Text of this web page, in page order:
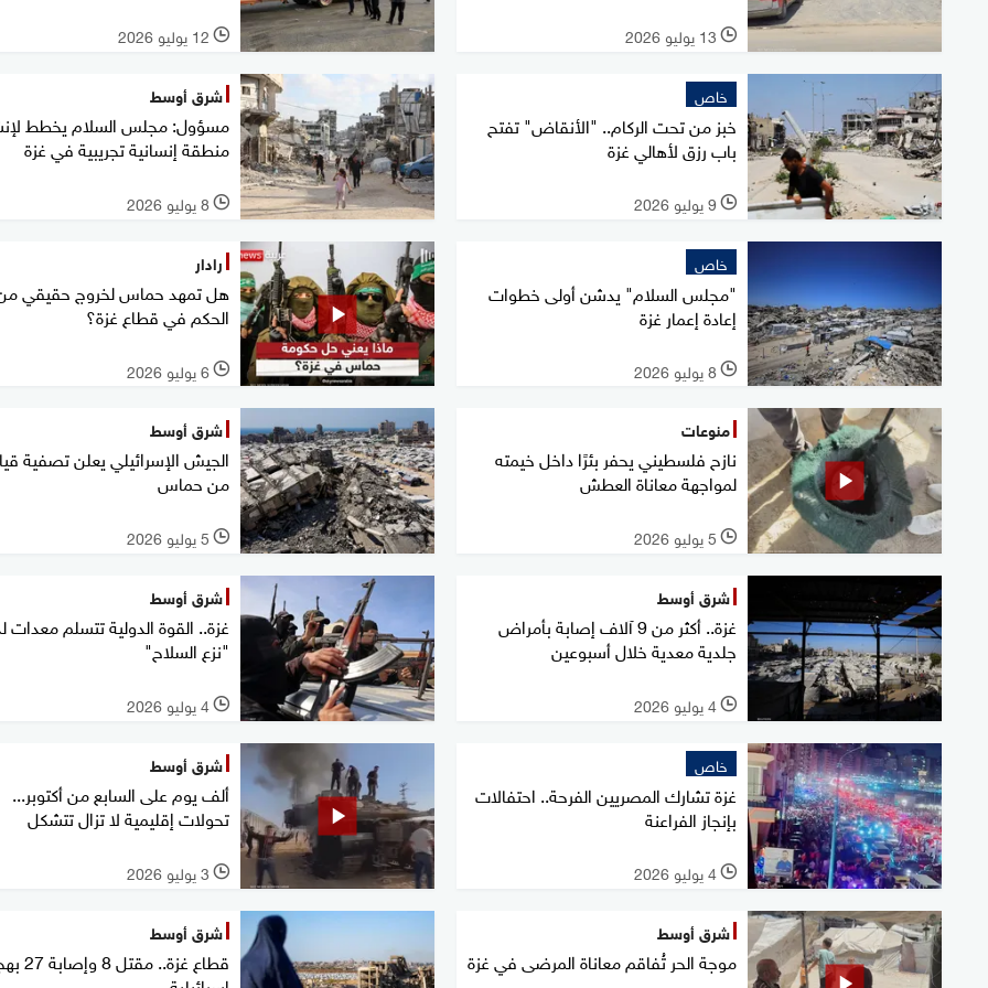
l 13 يوليو 2026 l 12 يوليو 2026
خاص
خبز من تحت الركام.. "الأنقاض" تفتح
باب رزق لأهالي غزة
l 9 يوليو 2026
شرق أوسط
مسؤول: مجلس السلام يخطط
منطقة إنسانية تجريبية في غزة
l 8 يوليو 2026
خاص
"مجلس السلام" يدشن أولى خطوات
إعادة إعمار غزة
l 8 يوليو 2026
رادار
هل تمهد حماس لخروج حقيقي
الحكم في قطاع غزة؟
l 6 يوليو 2026
منوعات
نازح فلسطيني يحفر بئرًا داخل خيمته
لمواجهة معاناة العطش
l 5 يوليو 2026
شرق أوسط
الجيش الإسرائيلي يعلن تصفية
من حماس
l 5 يوليو 2026
شرق أوسط
غزة.. أكثر من 9 آلاف إصابة بأمراض
جلدية معدية خلال أسبوعين
l 4 يوليو 2026
شرق أوسط
غزة.. القوة الدولية تتسلم معدات
"نزع السلاح"
l 4 يوليو 2026
خاص
غزة تشارك المصريين الفرحة.. احتفالات
بإنجاز الفراعنة
l 4 يوليو 2026
شرق أوسط
ألف يوم على السابع من أكتوبر...
تحولات إقليمية لا تزال تتشكل
l 3 يوليو 2026
شرق أوسط
موجة الحر تُفاقم معاناة المرضى في غزة
شرق أوسط
قطاع